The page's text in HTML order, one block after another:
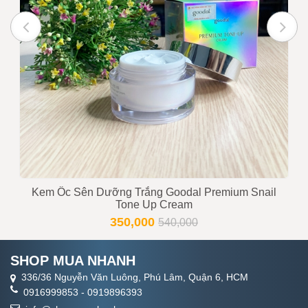
Trạng thái Còn hàng
Tư vấn viên 0916999853 - 0919896393
Kem Ốc Sên Dưỡng Trắng Goodal Premium Snail
Tone Up Cream
350,000 540,000
SHOP MUA NHANH
336/36 Nguyễn Văn Luông, Phú Lâm, Quận 6, HCM
0916999853 - 0919896393